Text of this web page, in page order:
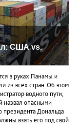
США vs.
в руках Панамы и
из всех стран. Об этом
водного пути,
назвал опасными
президента Дональда
взять его под свой